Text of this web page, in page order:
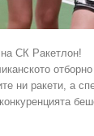
СК Ракетлон!
ни ракети, а